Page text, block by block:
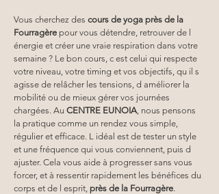
Vous cherchez des cours de yoga près de la
Fourragère pour vous détendre, retrouver de l
énergie et créer une vraie respiration dans votre
semaine ? Le bon cours, c est celui qui respecte
votre niveau, votre timing et vos objectifs, qu il s
agisse de relâcher les tensions, d améliorer la
mobilité ou de mieux gérer vos journées
chargées. Au CENTRE EUNOIA , nous pensons
la pratique comme un rendez vous simple,
régulier et efficace. L idéal est de tester un style
et une fréquence qui vous conviennent, puis d
ajuster. Cela vous aide à progresser sans vous
forcer, et à ressentir rapidement les bénéfices du
corps et de l esprit, près de la Fourragère.